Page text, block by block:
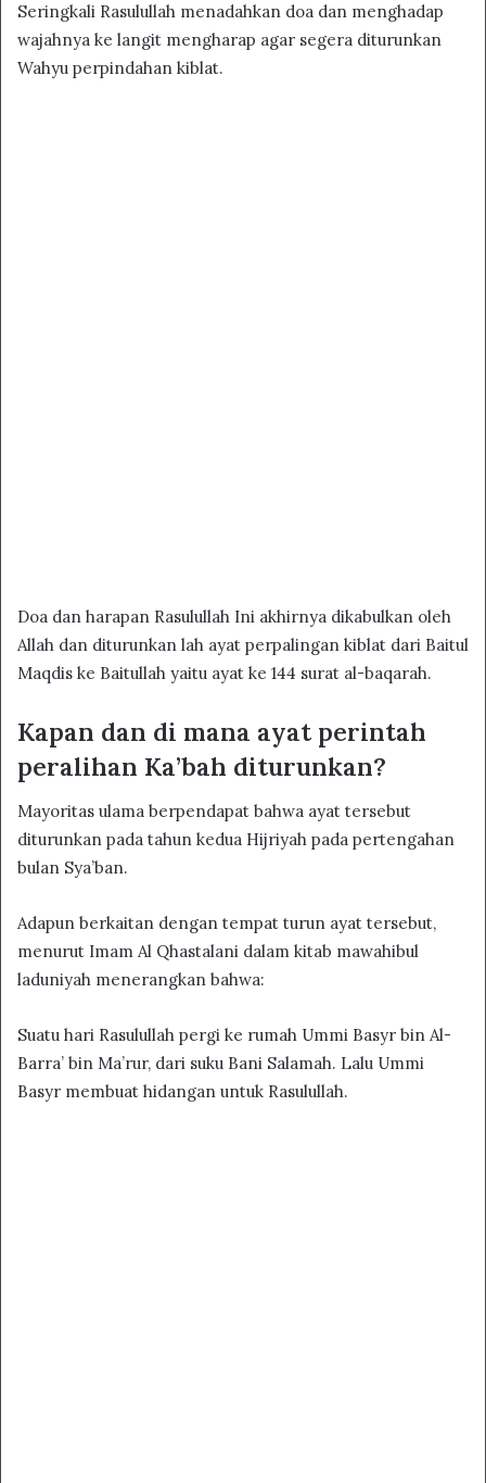
Seringkali Rasulullah menadahkan doa dan menghadap
wajahnya ke langit mengharap agar segera diturunkan
Wahyu perpindahan kiblat.
Doa dan harapan Rasulullah Ini akhirnya dikabulkan oleh
Allah dan diturunkan lah ayat perpalingan kiblat dari Baitul
Maqdis ke Baitullah yaitu ayat ke 144 surat al-baqarah.
Kapan dan di mana ayat perintah
peralihan Ka’bah diturunkan?
Mayoritas ulama berpendapat bahwa ayat tersebut
diturunkan pada tahun kedua Hijriyah pada pertengahan
bulan Sya’ban.
Adapun berkaitan dengan tempat turun ayat tersebut,
menurut Imam Al Qhastalani dalam kitab mawahibul
laduniyah menerangkan bahwa:
Suatu hari Rasulullah pergi ke rumah Ummi Basyr bin Al-
Barra’ bin Ma’rur, dari suku Bani Salamah. Lalu Ummi
Basyr membuat hidangan untuk Rasulullah.